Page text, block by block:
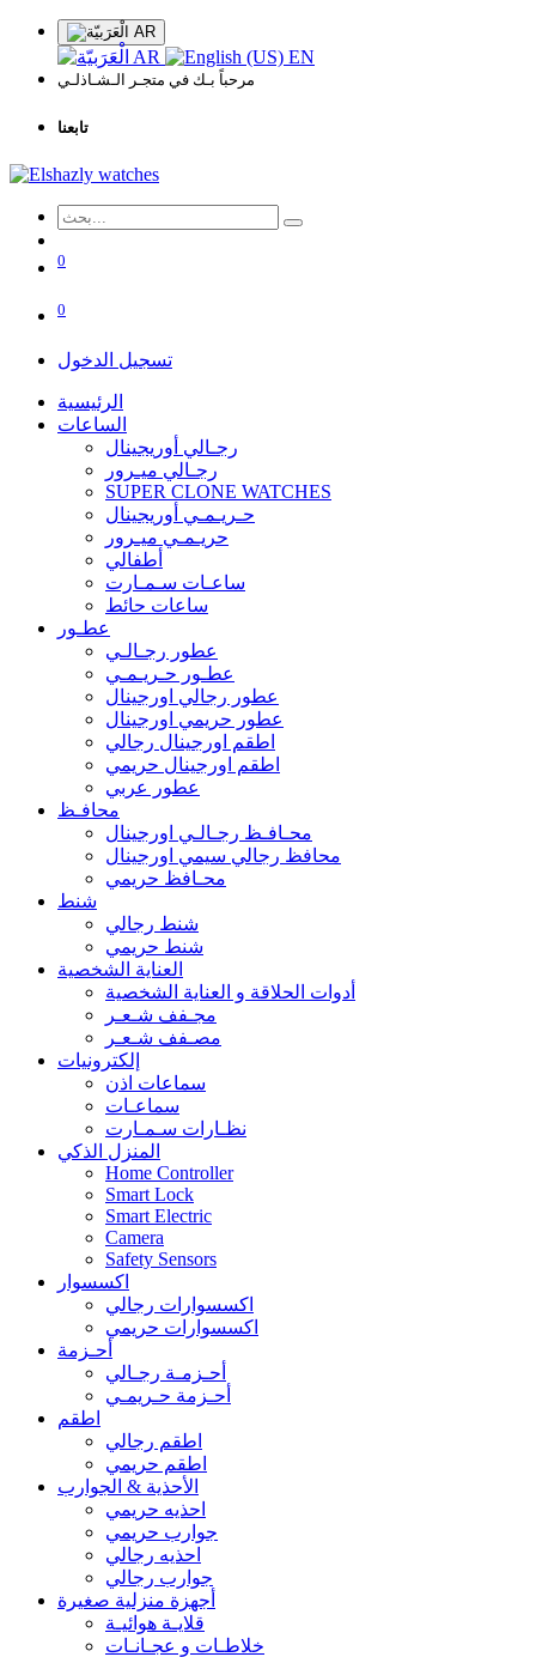
AR
AR EN
مرحباً بـك في متجـر الـشـاذلـي
تابعنا
0
0
تسجيل الدخول
الرئيسية
الساعات
رجـالي أوريجينال
رجـالي ميـرور
SUPER CLONE WATCHES
حـريـمـي أوريجينال
حريـمـي ميـرور
أطفالي
ساعـات سـمـارت
ساعات حائط
عطـور
عطور رجـالـي
عطـور حـريـمـي
عطور رجالي اورجينال
عطور حريمي اورجينال
اطقم اورجينال رجالي
اطقم اورجينال حريمي
عطور عربي
محافـظ
محـافـظ رجـالـي اورجينال
محافظ رجالي سيمي اورجينال
محـافظ حريمي
شنط
شنط رجالي
شنط حريمي
العناية الشخصية
أدوات الحلاقة و العناية الشخصية
مجـفف شـعـر
مصـفف شـعـر
إلكترونيات
سماعات اذن
سماعـات
نظـارات سـمـارت
المنزل الذكي
Home Controller
Smart Lock
Smart Electric
Camera
Safety Sensors
اكسسوار
اكسسوارات رجالي
اكسسوارات حريمي
أحـزمة
أحـزمـة رجـالي
أحـزمة حـريمـي
اطقم
اطقم رجالي
اطقم حريمي
الأحذية & الجوارب
احذيه حريمي
جوارب حريمي
احذيه رجالي
جوارب رجالي
أجهزة منزلية صغيرة
قلايـة هوائيـة
خلاطـات و عجـانـات